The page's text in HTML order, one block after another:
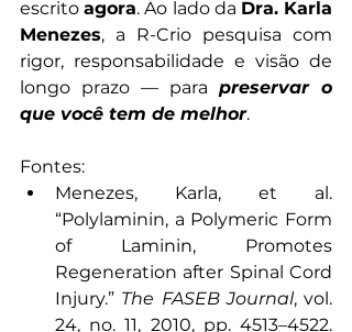
escrito agora. Ao lado da Dra. Karla
Menezes, a R-Crio pesquisa com
rigor, responsabilidade e visão de
longo prazo — para preservar o
que você tem de melhor.
Fontes:
Menezes, Karla, et al.
“Polylaminin, a Polymeric Form
of Laminin, Promotes
Regeneration after Spinal Cord
Injury.” The FASEB Journal, vol.